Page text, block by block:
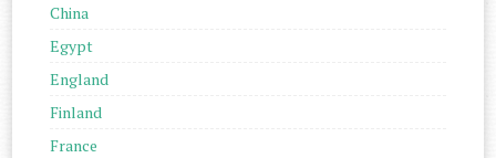
China
Egypt
England
Finland
France